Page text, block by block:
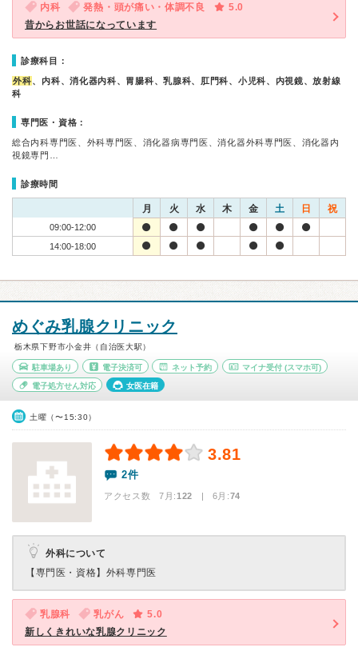
内科 発熱・頭が痛い・体調不良
5.0
昔からお世話になっています
診療科目：
外科、内科、消化器内科、胃腸科、乳腺科、肛門科、小児科、内視鏡、放射線
科
専門医・資格：
総合内科専門医、外科専門医、消化器病専門医、消化器外科専門医、消化器内
視鏡専門…
診療時間
月 火 水 木 金 土 日 祝
09:00-12:00
14:00-18:00
めぐみ乳腺クリニック
栃木県下野市小金井（自治医大駅）
駐車場あり 電子決済可 ネット予約 マイナ受付 (スマホ可)
電子処方せん対応 女医在籍
土曜（〜15:30）
3.81
2件
アクセス数 7月:122 | 6月:74
外科について
【専門医・資格】 外科専門医
乳腺科 乳がん
5.0
新しくきれいな乳腺クリニック